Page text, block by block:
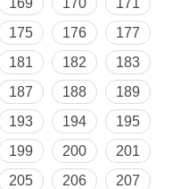
169 170
171
175 176
177
181 182
183
187 188
189
193 194
195
199 200
201
205 206
207